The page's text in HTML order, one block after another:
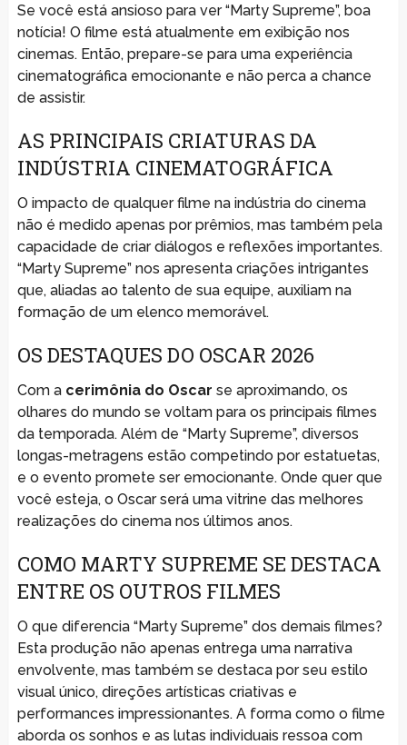
Se você está ansioso para ver “Marty Supreme”, boa
notícia! O filme está atualmente em exibição nos
cinemas. Então, prepare-se para uma experiência
cinematográfica emocionante e não perca a chance
de assistir.
AS PRINCIPAIS CRIATURAS DA
INDÚSTRIA CINEMATOGRÁFICA
O impacto de qualquer filme na indústria do cinema
não é medido apenas por prêmios, mas também pela
capacidade de criar diálogos e reflexões importantes.
“Marty Supreme” nos apresenta criações intrigantes
que, aliadas ao talento de sua equipe, auxiliam na
formação de um elenco memorável.
OS DESTAQUES DO OSCAR 2026
Com a cerimônia do Oscar se aproximando, os
olhares do mundo se voltam para os principais filmes
da temporada. Além de “Marty Supreme”, diversos
longas-metragens estão competindo por estatuetas,
e o evento promete ser emocionante. Onde quer que
você esteja, o Oscar será uma vitrine das melhores
realizações do cinema nos últimos anos.
COMO MARTY SUPREME SE DESTACA
ENTRE OS OUTROS FILMES
O que diferencia “Marty Supreme” dos demais filmes?
Esta produção não apenas entrega uma narrativa
envolvente, mas também se destaca por seu estilo
visual único, direções artísticas criativas e
performances impressionantes. A forma como o filme
aborda os sonhos e as lutas individuais ressoa com